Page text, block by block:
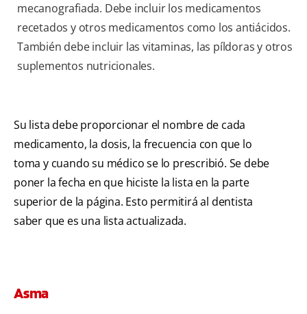
mecanografiada. Debe incluir los medicamentos
recetados y otros medicamentos como los antiácidos.
También debe incluir las vitaminas, las píldoras y otros
suplementos nutricionales.
Su lista debe proporcionar el nombre de cada
medicamento, la dosis, la frecuencia con que lo
toma y cuando su médico se lo prescribió. Se debe
poner la fecha en que hiciste la lista en la parte
superior de la página. Esto permitirá al dentista
saber que es una lista actualizada.
Asma